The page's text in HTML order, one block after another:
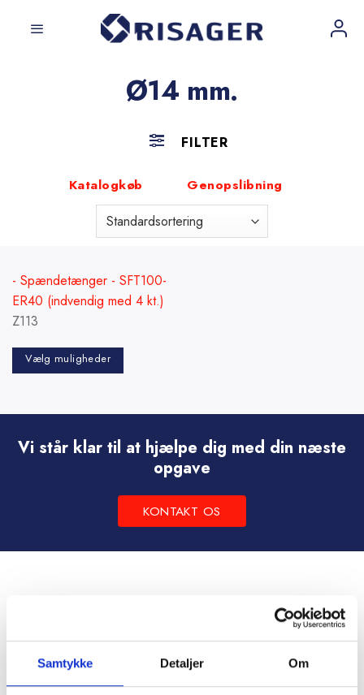
Samtykke Detaljer Om
Ø14 mm.
FILTER
Katalogkøb Genopslibning
- Spændetænger - SFT100-
ER40 (indvendig med 4 kt.)
Z113
Vælg muligheder
flere
Vi står klar til at hjælpe dig med din næste
opgave
KONTAKT OS